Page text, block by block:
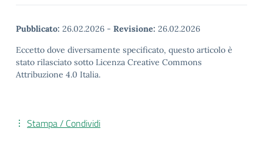
Pubblicato: 26.02.2026 - Revisione: 26.02.2026
Eccetto dove diversamente specificato, questo articolo è
stato rilasciato sotto Licenza Creative Commons
Attribuzione 4.0 Italia.
Stampa / Condividi